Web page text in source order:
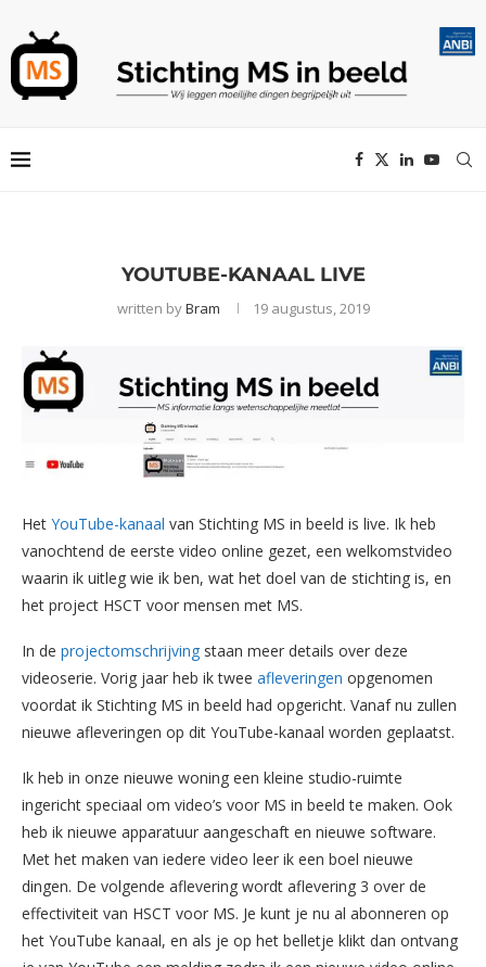
YOUTUBE-KANAAL LIVE
written byBram 19 augustus, 2019
Het YouTube-kanaal van Stichting MS in beeld is live. Ik heb
vanochtend de eerste video online gezet, een welkomstvideo
waarin ik uitleg wie ik ben, wat het doel van de stichting is, en
het project HSCT voor mensen met MS.
In de projectomschrijving staan meer details over deze
videoserie. Vorig jaar heb ik twee afleveringen opgenomen
voordat ik Stichting MS in beeld had opgericht. Vanaf nu zullen
nieuwe afleveringen op dit YouTube-kanaal worden geplaatst.
Ik heb in onze nieuwe woning een kleine studio-ruimte
ingericht speciaal om video’s voor MS in beeld te maken. Ook
heb ik nieuwe apparatuur aangeschaft en nieuwe software.
Met het maken van iedere video leer ik een boel nieuwe
dingen. De volgende aflevering wordt aflevering 3 over de
effectiviteit van HSCT voor MS. Je kunt je nu al abonneren op
het YouTube kanaal, en als je op het belletje klikt dan ontvang